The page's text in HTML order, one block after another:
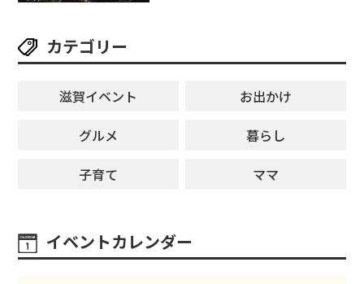
カテゴリー
滋賀イベント
お出かけ
グルメ
暮らし
子育て
ママ
イベントカレンダー